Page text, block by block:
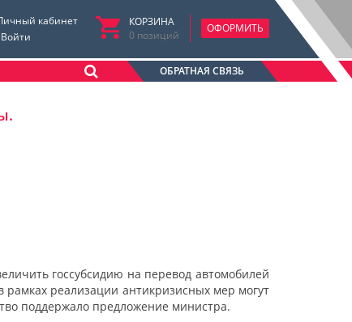
кабинет
Войти
КОРЗИНА
0 позиций
ОФОРМИТЬ
ОБРАТНАЯ СВЯЗЬ
госсубсидию на перевод автомобилей
рамках реализации антикризисных мер могут
поддержало предложение министра.